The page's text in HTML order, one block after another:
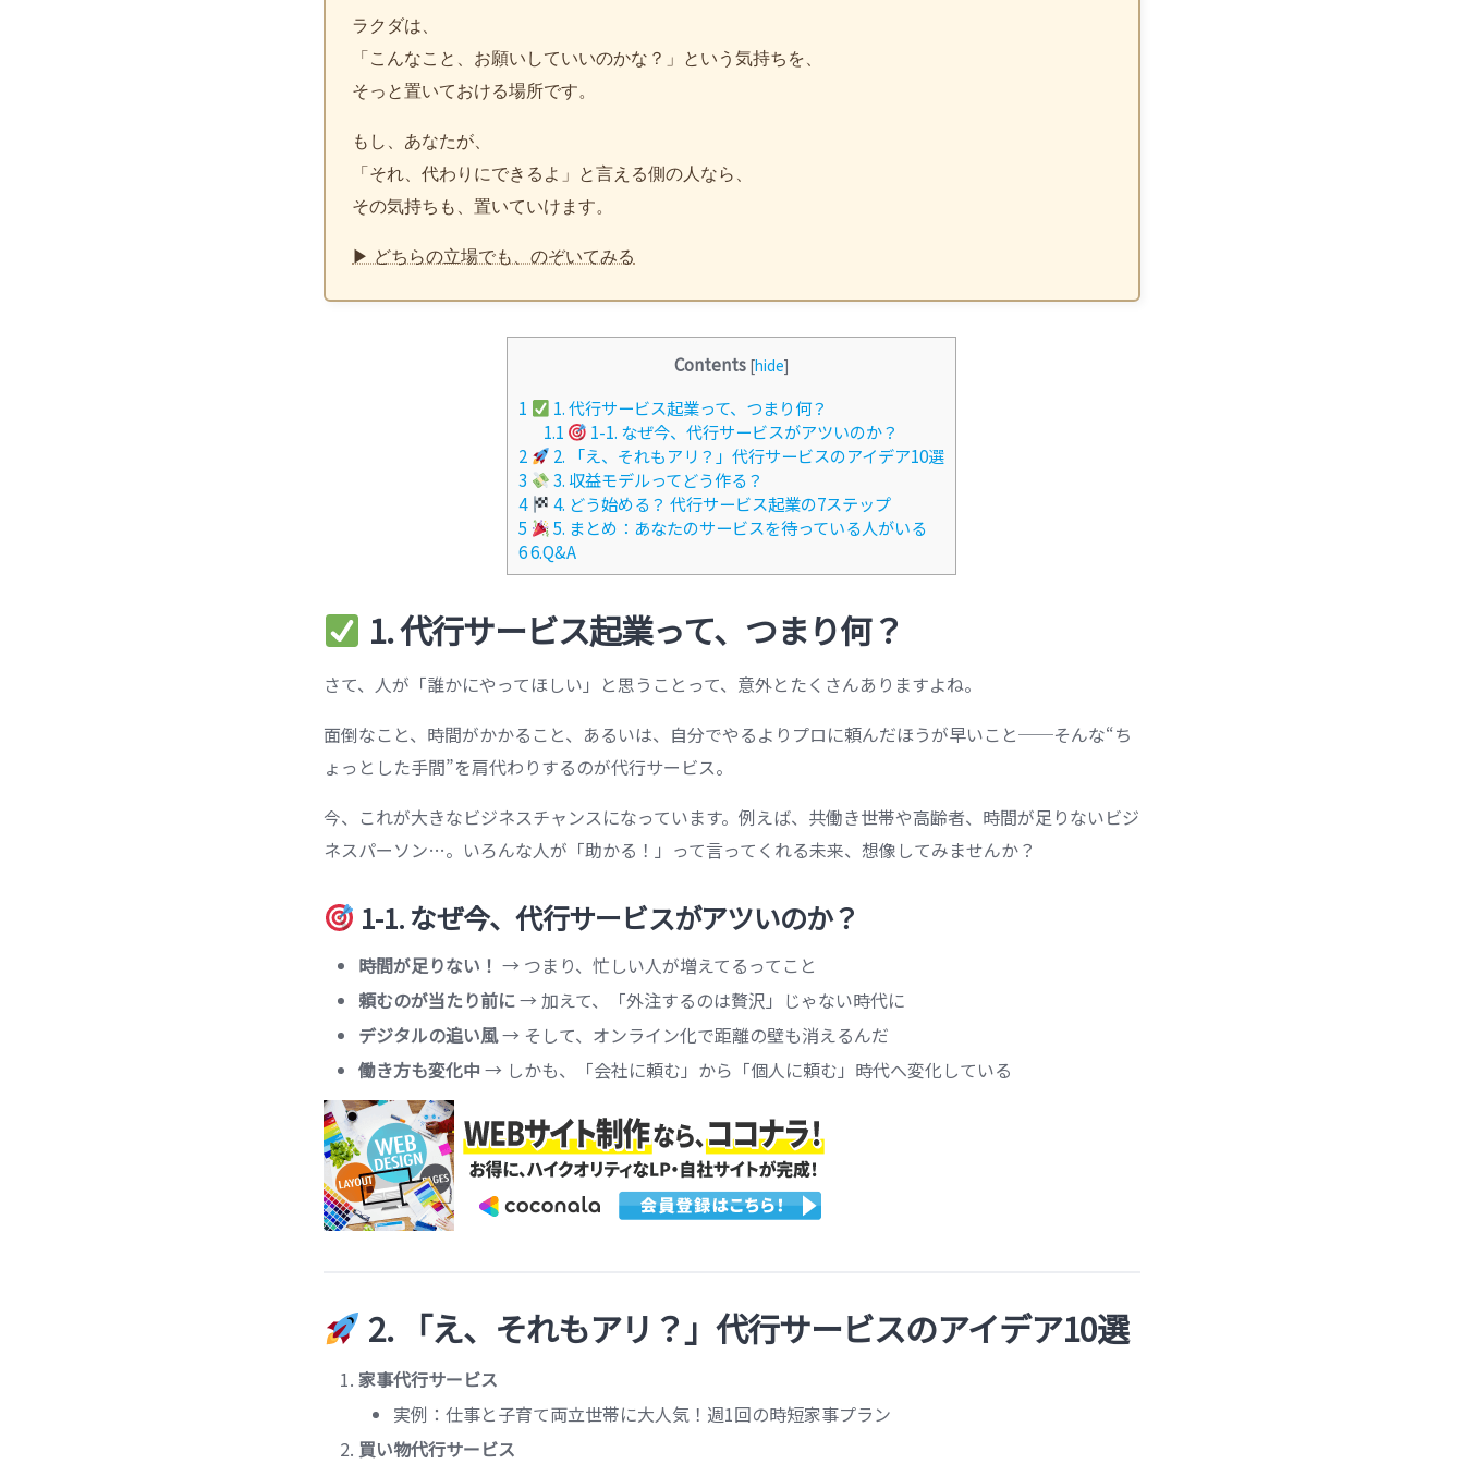
ラクダは、
「こんなこと、お願いしていいのかな？」という気持ちを、
そっと置いておける場所です。
もし、あなたが、
「それ、代わりにできるよ」と言える側の人なら、
その気持ちも、置いていけます。
▶ どちらの立場でも、のぞいてみる
Contents [hide]
1
1. 代行サービス起業って、つまり何？
1.1
1-1. なぜ今、代行サービスがアツいのか？
2
2. 「え、それもアリ？」代行サービスのアイデア10選
3
3. 収益モデルってどう作る？
4
4. どう始める？ 代行サービス起業の7ステップ
5
5. まとめ：あなたのサービスを待っている人がいる
66.Q&A
1. 代行サービス起業って、つまり何？
さて、人が「誰かにやってほしい」と思うことって、意外とたくさんありますよね。
面倒なこと、時間がかかること、あるいは、自分でやるよりプロに頼んだほうが早いこと──そんな“ち
ょっとした手間”を肩代わりするのが代行サービス。
今、これが大きなビジネスチャンスになっています。例えば、共働き世帯や高齢者、時間が足りないビジ
ネスパーソン…。いろんな人が「助かる！」って言ってくれる未来、想像してみませんか？
1-1. なぜ今、代行サービスがアツいのか？
時間が足りない！ → つまり、忙しい人が増えてるってこと
頼むのが当たり前に→ 加えて、「外注するのは贅沢」じゃない時代に
デジタルの追い風→ そして、オンライン化で距離の壁も消えるんだ
働き方も変化中 → しかも、「会社に頼む」から「個人に頼む」時代へ変化している
2. 「え、それもアリ？」代行サービスのアイデア10選
家事代行サービス
実例：仕事と子育て両立世帯に大人気！週1回の時短家事プラン
買い物代行サービス